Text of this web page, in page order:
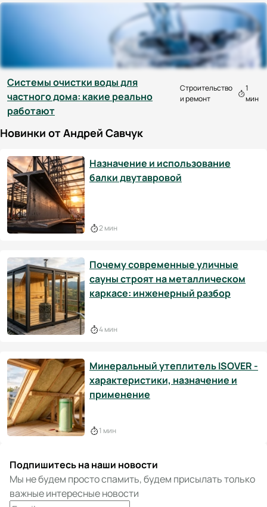
Системы очистки воды для
частного дома: какие реально
работают
Строительство
и ремонт
1
мин
Новинки от Андрей Савчук
Назначение и использование
балки двутавровой
2 мин
Почему современные уличные
сауны строят на металлическом
каркасе: инженерный разбор
4 мин
Минеральный утеплитель ISOVER -
характеристики, назначение и
применение
1 мин
Подпишитесь на наши новости
Мы не будем просто спамить, будем присылать только
важные интересные новости